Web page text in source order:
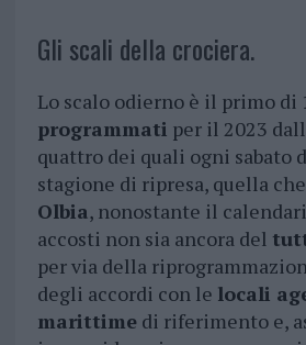
Gli scali della crociera.
Lo scalo odierno è il primo di
programmati per il 2023
quattro dei quali ogni sabato
stagione di ripresa, quella
Olbia, nonostante il
accosti non sia ancora del
per via della
degli accordi con le locali
marittimedi riferimento e,